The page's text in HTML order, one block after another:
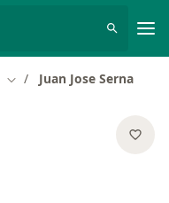
Cambiar de ciudad
Juan Jose Serna